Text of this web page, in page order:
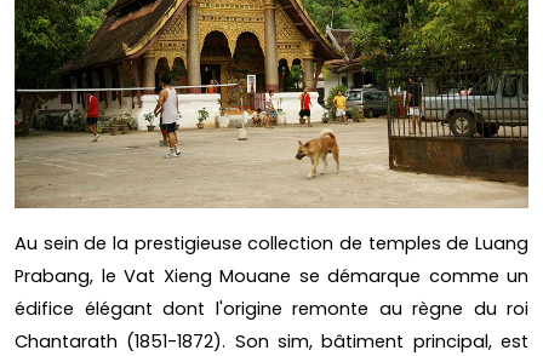
Au sein de la prestigieuse collection de temples de Luang
Prabang, le Vat Xieng Mouane se démarque comme un
édifice élégant dont l'origine remonte au règne du roi
Chantarath (1851-1872). Son sim, bâtiment principal, est